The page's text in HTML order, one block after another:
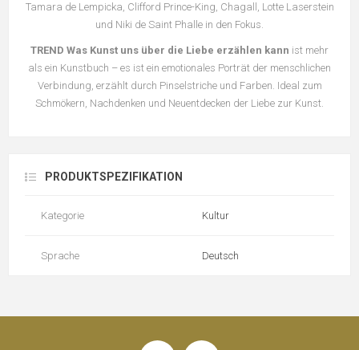
Tamara de Lempicka, Clifford Prince-King, Chagall, Lotte Laserstein
und Niki de Saint Phalle in den Fokus.
TREND Was Kunst uns über die Liebe erzählen kann ist mehr
als ein Kunstbuch – es ist ein emotionales Porträt der menschlichen
Verbindung, erzählt durch Pinselstriche und Farben. Ideal zum
Schmökern, Nachdenken und Neuentdecken der Liebe zur Kunst.
PRODUKTSPEZIFIKATION
Kategorie Kultur
Sprache Deutsch